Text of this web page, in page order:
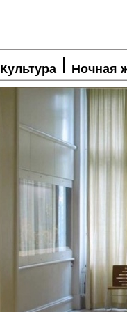
Культура Ночная